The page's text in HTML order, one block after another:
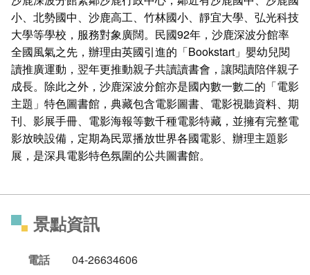
小、北勢國中、沙鹿高工、竹林國小、靜宜大學、弘光科技
大學等學校，服務對象廣闊。民國92年，沙鹿深波分館率
全國風氣之先，辦理由英國引進的「Bookstart」嬰幼兒閱
讀推廣運動，翌年更推動親子共讀讀書會，讓閱讀陪伴親子
成長。除此之外，沙鹿深波分館亦是國內數一數二的「電影
主題」特色圖書館，典藏包含電影圖書、電影視聽資料、期
刊、影展手冊、電影海報等數千種電影特藏，並擁有完整電
影放映設備，定期為民眾播放世界各國電影、辦理主題影
展，是深具電影特色氛圍的公共圖書館。
景點資訊
電話
04-26634606